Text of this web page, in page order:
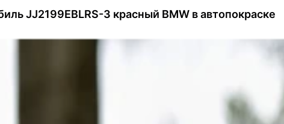
JJ2199EBLRS-3 красный BMW в автопокраске